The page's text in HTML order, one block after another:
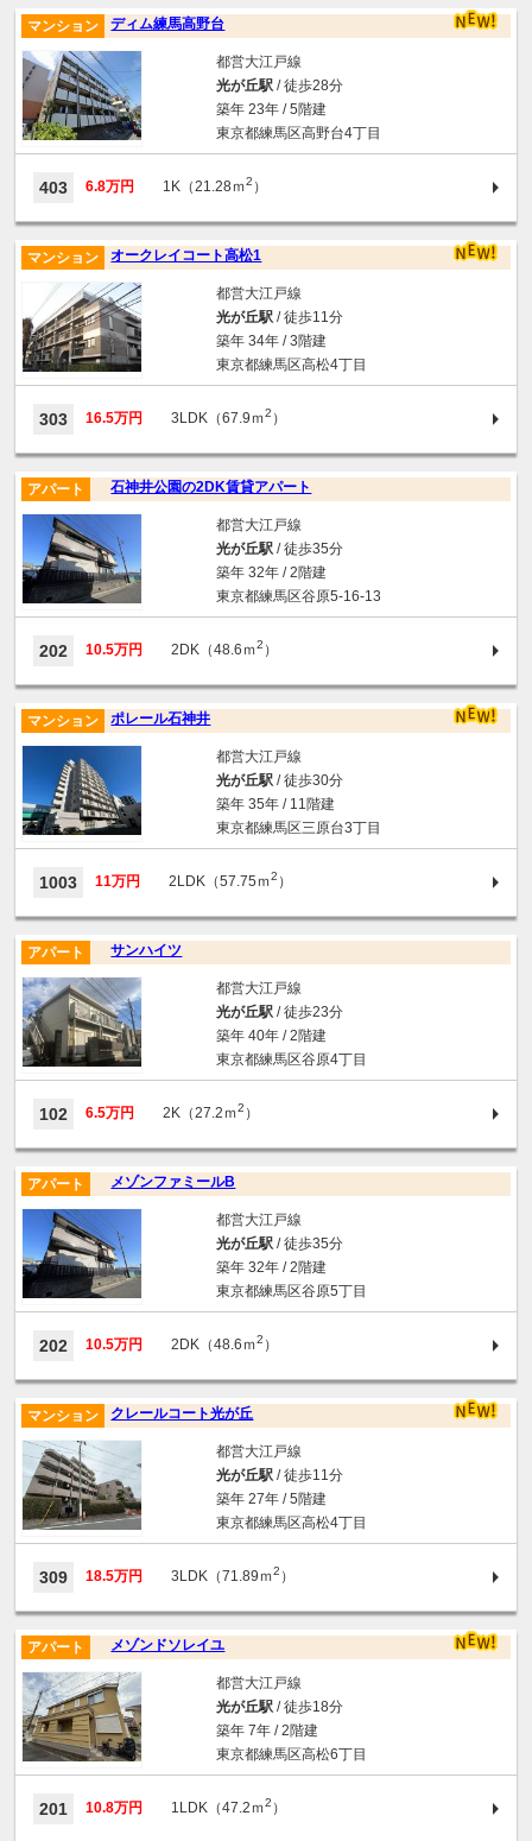
ディム練馬高野台
マンション
都営大江戸線
光が丘駅/ 徒歩28分
築年 23年 / 5階建
東京都練馬区高野台4丁目
403 6.8万円 1K（21.28ｍ2 ）
オークレイコート高松1
マンション
都営大江戸線
光が丘駅/ 徒歩11分
築年 34年 / 3階建
東京都練馬区高松4丁目
303 16.5万円 3LDK（67.9ｍ2 ）
石神井公園の2DK賃貸アパート
アパート
都営大江戸線
光が丘駅/ 徒歩35分
築年 32年 / 2階建
東京都練馬区谷原5-16-13
202 10.5万円 2DK（48.6ｍ2 ）
ポレール石神井
マンション
都営大江戸線
光が丘駅/ 徒歩30分
築年 35年 / 11階建
東京都練馬区三原台3丁目
1003 11万円 2LDK（57.75ｍ2 ）
サンハイツ
アパート
都営大江戸線
光が丘駅/ 徒歩23分
築年 40年 / 2階建
東京都練馬区谷原4丁目
102 6.5万円 2K（27.2ｍ2 ）
メゾンファミールB
アパート
都営大江戸線
光が丘駅/ 徒歩35分
築年 32年 / 2階建
東京都練馬区谷原5丁目
202 10.5万円 2DK（48.6ｍ2 ）
クレールコート光が丘
マンション
都営大江戸線
光が丘駅/ 徒歩11分
築年 27年 / 5階建
東京都練馬区高松4丁目
309 18.5万円 3LDK（71.89ｍ2 ）
メゾンドソレイユ
アパート
都営大江戸線
光が丘駅/ 徒歩18分
築年 7年 / 2階建
東京都練馬区高松6丁目
201 10.8万円 1LDK（47.2ｍ2 ）